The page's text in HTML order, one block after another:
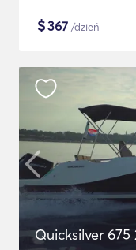
$367 /dzień
Quicksilver 675